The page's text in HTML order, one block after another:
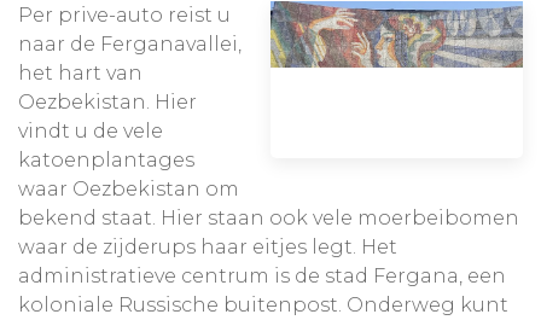
Per prive-auto reist u
naar de Ferganavallei,
het hart van
Oezbekistan. Hier
vindt u de vele
katoenplantages
waar Oezbekistan om
bekend staat. Hier staan ook vele moerbeibomen
waar de zijderups haar eitjes legt. Het
administratieve centrum is de stad Fergana, een
koloniale Russische buitenpost. Onderweg kunt